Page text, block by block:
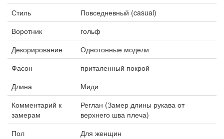
Стиль
Повседневный (casual)
Воротник
гольф
Декорирование
Однотонные модели
Фасон
приталенный покрой
Длина
Миди
Комментарий к
замерам
Реглан (Замер длины рукава от
верхнего шва плеча)
Пол
Для женщин